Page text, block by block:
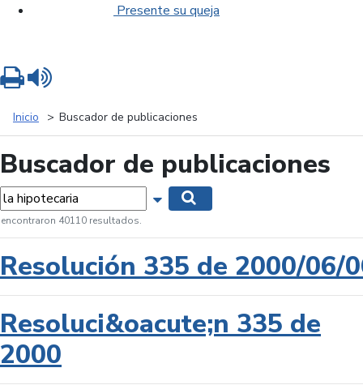
Presente su queja
Inicio Buscador de publicaciones
Buscador de publicaciones
Mostrar opciones de búsqueda
encontraron 40110 resultados.
Resolución 335 de 2000/06/
Resoluci&oacute;n 335 de
2000
Imprimir